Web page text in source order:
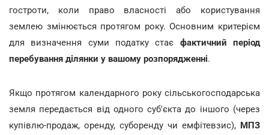
гостроти, коли право власності або користування
землею змінюється протягом року. Основним критерієм
для визначення суми податку стає фактичний період
перебування ділянки у вашому розпорядженні.
Якщо протягом календарного року сільськогосподарська
земля передається від одного суб'єкта до іншого (через
купівлю-продаж, оренду, суборенду чи емфітевзис), МПЗ